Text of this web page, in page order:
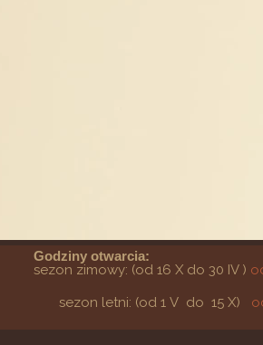
Godziny otwarcia:
sezon zimowy: (od 16 X do 30 IV )
niedziele i
sezon letni: (od 1 V do 15 X)
niedziele i